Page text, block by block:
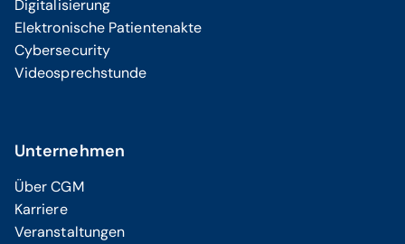
Digitalisierung
Elektronische Patientenakte
Cybersecurity
Videosprechstunde
Unternehmen
Über CGM
Karriere
Veranstaltungen